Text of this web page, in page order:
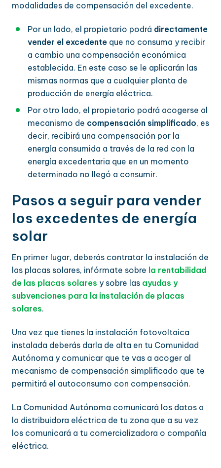
modalidades de compensación del excedente.
Por un lado, el propietario podrá directamente
vender el excedente que no consuma y recibir
a cambio una compensación económica
establecida. En este caso se le aplicarán las
mismas normas que a cualquier planta de
producción de energía eléctrica.
Por otro lado, el propietario podrá acogerse al
mecanismo de compensación simplificado, es
decir, recibirá una compensación por la
energía consumida a través de la red con la
energía excedentaria que en un momento
determinado no llegó a consumir.
Pasos a seguir para vender
los excedentes de energía
solar
En primer lugar, deberás contratar la instalación de
las placas solares, infórmate sobre la rentabilidad
de las placas solares y sobre las ayudas y
subvenciones para la instalación de placas
solares.
Una vez que tienes la instalación fotovoltaica
instalada deberás darla de alta en tu Comunidad
Autónoma y comunicar que te vas a acoger al
mecanismo de compensación simplificado que te
permitirá el autoconsumo con compensación.
La Comunidad Autónoma comunicará los datos a
la distribuidora eléctrica de tu zona que a su vez
los comunicará a tu comercializadora o compañía
eléctrica.